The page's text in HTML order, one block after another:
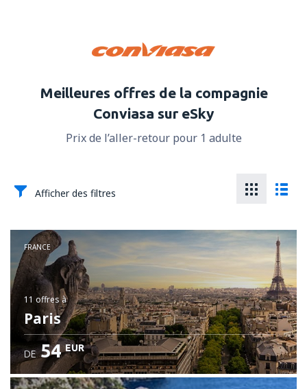
Meilleures offres de la compagnie
Conviasa sur eSky
Prix de l’aller-retour pour 1 adulte
Afficher des filtres
FRANCE
11 offresà
Paris
DE 54 EUR